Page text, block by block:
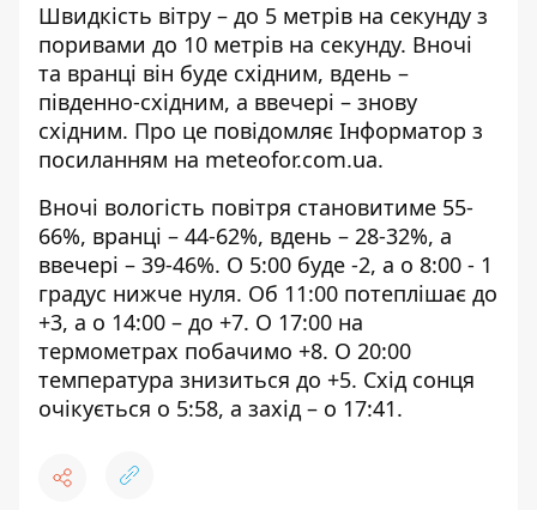
Швидкість вітру – до 5 метрів на секунду з
поривами до 10 метрів на секунду. Вночі
та вранці він буде східним, вдень –
південно-східним, а ввечері – знову
східним. Про це повідомляє Інформатор з
посиланням на meteofor.com.ua.
Вночі вологість повітря становитиме 55-
66%, вранці – 44-62%, вдень – 28-32%, а
ввечері – 39-46%. О 5:00 буде -2, а о 8:00 - 1
градус нижче нуля. Об 11:00 потеплішає до
+3, а о 14:00 – до +7. О 17:00 на
термометрах побачимо +8. О 20:00
температура знизиться до +5. Схід сонця
очікується о 5:58, а захід – о 17:41.